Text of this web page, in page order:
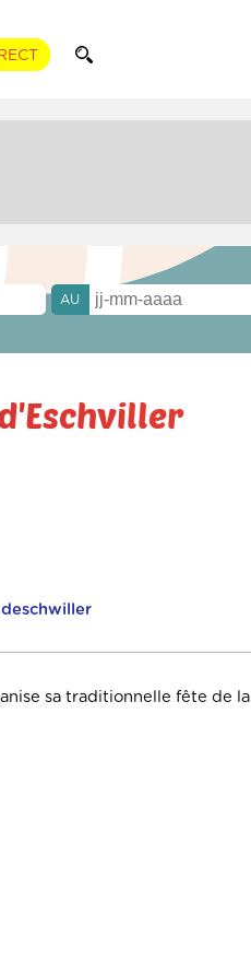
AU
sa traditionnelle fête de la